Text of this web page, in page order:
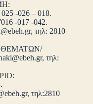
-026 – 018.
-017 -042.
, τηλ: 2810
ΘΕΜΑΤΩΝ/
, τηλ:
, τηλ:2810